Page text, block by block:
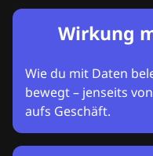
Wirkung
Wie du mit Daten
bewegt – jenseits
aufs Geschäft.